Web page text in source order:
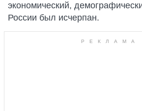
экономический,
России был исчерпан.